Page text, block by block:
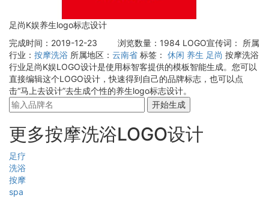
足尚K娱养生logo标志设计
完成时间：2019-12-23
浏览数量：1984 LOGO宣传词：
所属
行业： 按摩洗浴 所属地区： 云南省 标签： 休闲 养生 足尚 按摩洗浴
行业足尚K娱LOGO设计是使用标智客提供的模板智能生成。您可以
直接编辑这个LOGO设计，快速得到自己的品牌标志，也可以点
击“马上去设计”去生成个性的养生logo标志设计。
开始生成
更多按摩洗浴LOGO设计
足疗
洗浴
按摩
spa